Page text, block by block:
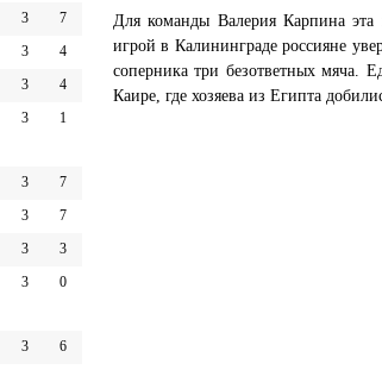
3 7
3 4
3 4
3 1
3 7
3 7
3 3
3 0
3 6
Для команды Валерия Карпина эта
игрой в Калининграде россияне
соперника три безответных мяча.
Каире, где хозяева из Египта